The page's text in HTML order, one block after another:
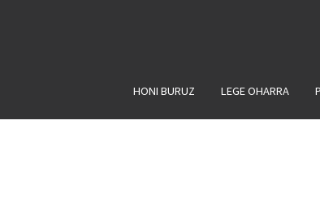
HONI BURUZ LEGE OHARRA